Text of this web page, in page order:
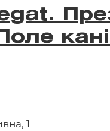
1